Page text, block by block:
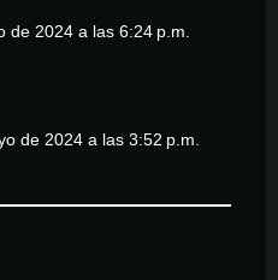
de 2024 a las 6:24 p.m.
de 2024 a las 3:52 p.m.